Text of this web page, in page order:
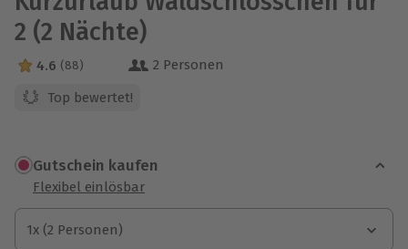
2 (2 Nächte)
4.6 Sterne von 5 aus 88 Bewertungen
4.6 (88)
2 Personen
Top bewertet!
Gutschein kaufen
Flexibel einlösbar
1x (2 Personen)
1x (2 Personen)
1x (2 Personen)